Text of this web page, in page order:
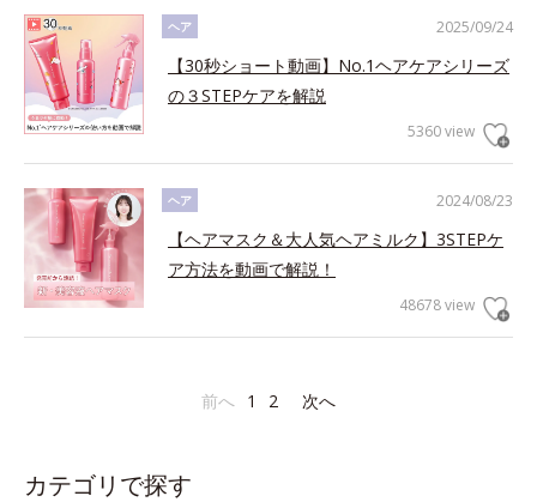
2025/09/24
ヘア
【30秒ショート動画】No.1ヘアケアシリーズ
の３STEPケアを解説
5360 view
2024/08/23
ヘア
【ヘアマスク＆大人気ヘアミルク】3STEPケ
ア方法を動画で解説！
48678 view
前へ 1 2 次へ
カテゴリで探す